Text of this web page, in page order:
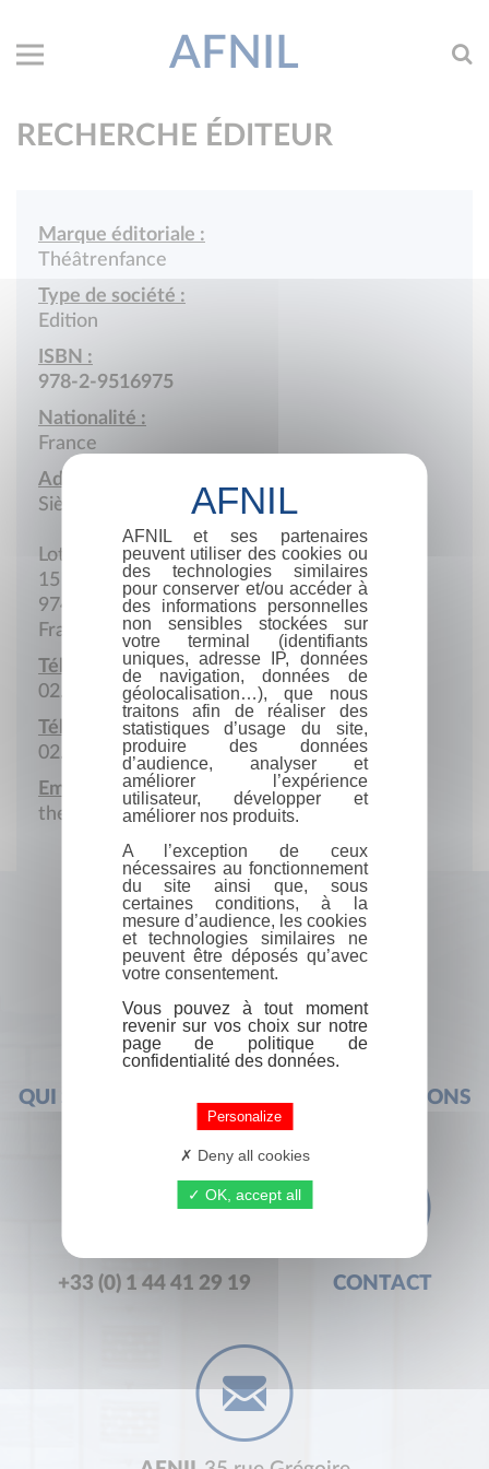
AFNIL
RECHERCHE ÉDITEUR
Marque éditoriale :
Théâtrenfance
Type de société :
Edition
ISBN :
978-2-9516975
Nationalité :
France
Adresse :
Siège social
Lot. Ylangs, Cambaie
15 Rue des Baies roses
97460 Saint-Paul
France
Téléphone :
02.62.45.01.61
Télécopie :
02.62.45.01.61
Email :
theatrenfance@wanadoo.fr
QUI SOMMES-NOUS ? FOIRE AUX QUESTIONS
+33 (0) 1 44 41 29 19 CONTACT
AFNIL et ses partenaires
peuvent utiliser des cookies ou
des technologies similaires
pour conserver et/ou accéder à
des informations personnelles
non sensibles stockées sur
votre terminal (identifiants
uniques, adresse IP, données
de navigation, données de
géolocalisation…), que nous
traitons afin de réaliser des
statistiques d’usage du site,
produire des données
d’audience, analyser et
améliorer l’expérience
utilisateur, développer et
améliorer nos produits.
A l’exception de ceux
nécessaires au fonctionnement
du site ainsi que, sous
certaines conditions, à la
mesure d’audience, les cookies
et technologies similaires ne
peuvent être déposés qu’avec
votre consentement.
Vous pouvez à tout moment
revenir sur vos choix sur notre
page de politique de
confidentialité des données.
Personalize
Deny all cookies
OK, accept all